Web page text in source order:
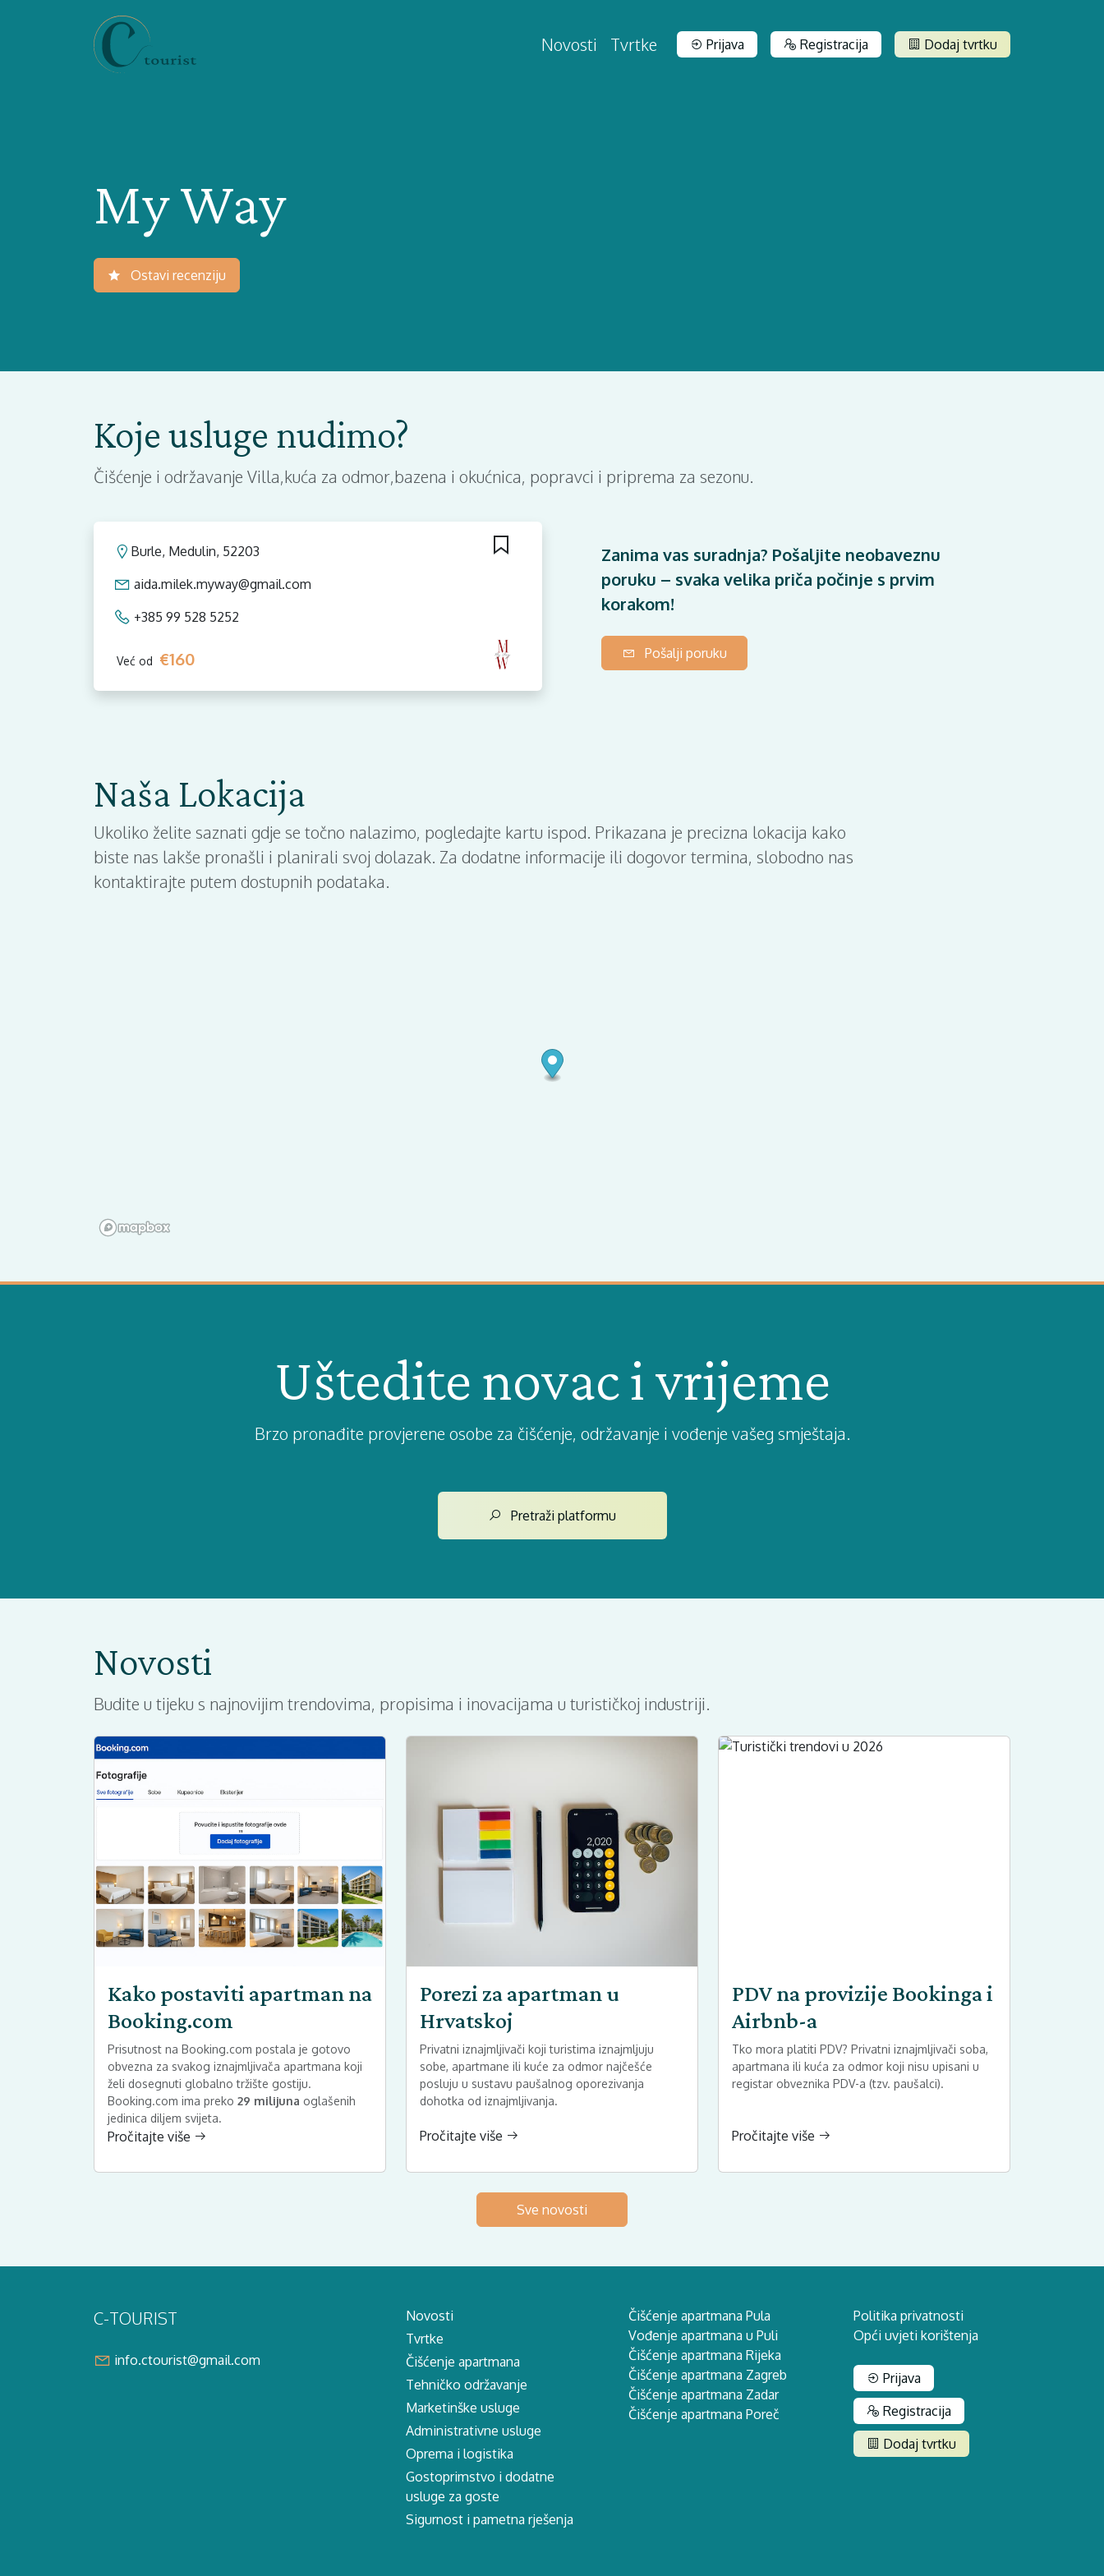
Novosti Tvrtke Prijava Registracija Dodaj tvrtku
My Way
Ostavi recenziju
Koje usluge nudimo?
Čišćenje i održavanje Villa,kuća za odmor,bazena i okućnica, popravci i priprema za sezonu.
Burle, Medulin, 52203
aida.milek.myway@gmail.com
+385 99 528 5252
Već od €160
Zanima vas suradnja? Pošaljite neobaveznu
poruku – svaka velika priča počinje s prvim
korakom!
Pošalji poruku
Naša Lokacija
Ukoliko želite saznati gdje se točno nalazimo, pogledajte kartu ispod. Prikazana je precizna lokacija kako
biste nas lakše pronašli i planirali svoj dolazak. Za dodatne informacije ili dogovor termina, slobodno nas
kontaktirajte putem dostupnih podataka.
Uštedite novac i vrijeme
Brzo pronađite provjerene osobe za čišćenje, održavanje i vođenje vašeg smještaja.
Pretraži platformu
Novosti
Budite u tijeku s najnovijim trendovima, propisima i inovacijama u turističkoj industriji.
Kako postaviti apartman na
Booking.com
Prisutnost na Booking.com postala je gotovo
obvezna za svakog iznajmljivača apartmana koji
želi dosegnuti globalno tržište gostiju.
Booking.com ima preko 29 milijuna oglašenih
jedinica diljem svijeta.
Pročitajte više
Porezi za apartman u
Hrvatskoj
Privatni iznajmljivači koji turistima iznajmljuju
sobe, apartmane ili kuće za odmor najčešće
posluju u sustavu paušalnog oporezivanja
dohotka od iznajmljivanja.
Pročitajte više
PDV na provizije Bookinga i
Airbnb-a
Tko mora platiti PDV? Privatni iznajmljivači soba,
apartmana ili kuća za odmor koji nisu upisani u
registar obveznika PDV-a (tzv. paušalci).
Pročitajte više
Sve novosti
C-TOURIST
info.ctourist@gmail.com
Novosti
Tvrtke
Čišćenje apartmana
Tehničko održavanje
Marketinške usluge
Administrativne usluge
Oprema i logistika
Gostoprimstvo i dodatne
usluge za goste
Sigurnost i pametna rješenja
Čišćenje apartmana Pula
Vođenje apartmana u Puli
Čišćenje apartmana Rijeka
Čišćenje apartmana Zagreb
Čišćenje apartmana Zadar
Čišćenje apartmana Poreč
Politika privatnosti
Opći uvjeti korištenja
Prijava
Registracija
Dodaj tvrtku